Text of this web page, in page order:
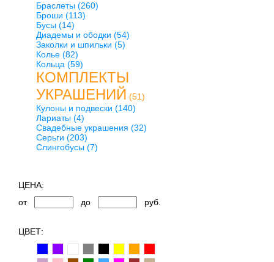
Браслеты (260)
Броши (113)
Бусы (14)
Диадемы и ободки (54)
Заколки и шпильки (5)
Колье (82)
Кольца (59)
КОМПЛЕКТЫ
УКРАШЕНИЙ (51)
Кулоны и подвески (140)
Лариаты (4)
Свадебные украшения (32)
Серьги (203)
Слингобусы (7)
ЦЕНА:
от
до руб.
ЦВЕТ: